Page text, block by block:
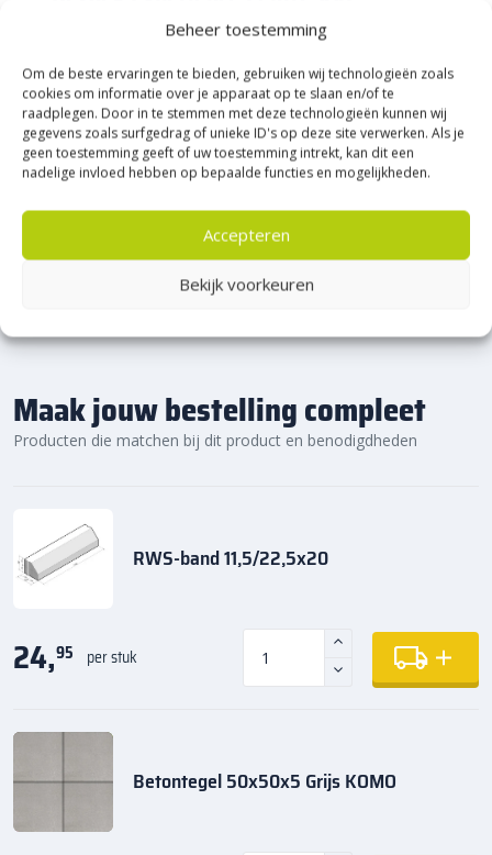
Beheer toestemming
Om de beste ervaringen te bieden, gebruiken wij technologieën zoals
cookies om informatie over je apparaat op te slaan en/of te
raadplegen. Door in te stemmen met deze technologieën kunnen wij
gegevens zoals surfgedrag of unieke ID's op deze site verwerken. Als je
geen toestemming geeft of uw toestemming intrekt, kan dit een
nadelige invloed hebben op bepaalde functies en mogelijkheden.
Accepteren
Bekijk voorkeuren
splintervrije kop zorgen voor een snelle en probleemloze
installatie, waardoor ze geschikt zijn voor zowel grote als
Verschillende toepassingen:Geschikt voor een breed
scala aan toepassingen, van verkeersgeleiding tot het
creëren van veilige afscheidingen langs wegen en
parkeerterreinen.
Bijna het gehele Kijlstra assortiment vind je in het
prachtige Heerde.
★ 2.500m² Experience Centre XXL in Heerde!
Kom gezellig langs!
Maak jouw bestelling compleet
Producten die matchen bij dit product en benodigdheden
RWS-band 11,5/22,5x20
24,95 per stuk
Betontegel 50x50x5 Grijs KOMO